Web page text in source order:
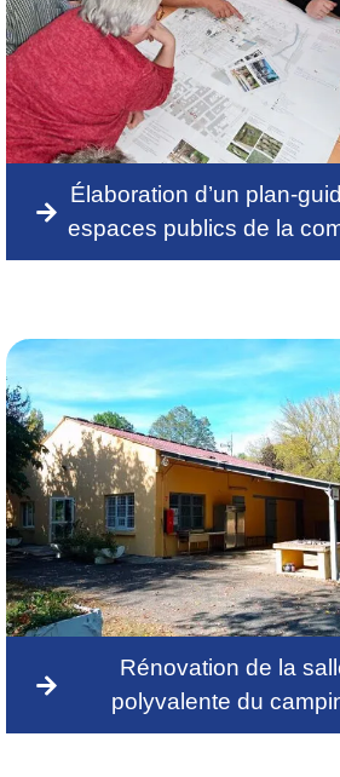
Élaboration d’un plan-
espaces publics de la
Rénovation de la
polyvalente du